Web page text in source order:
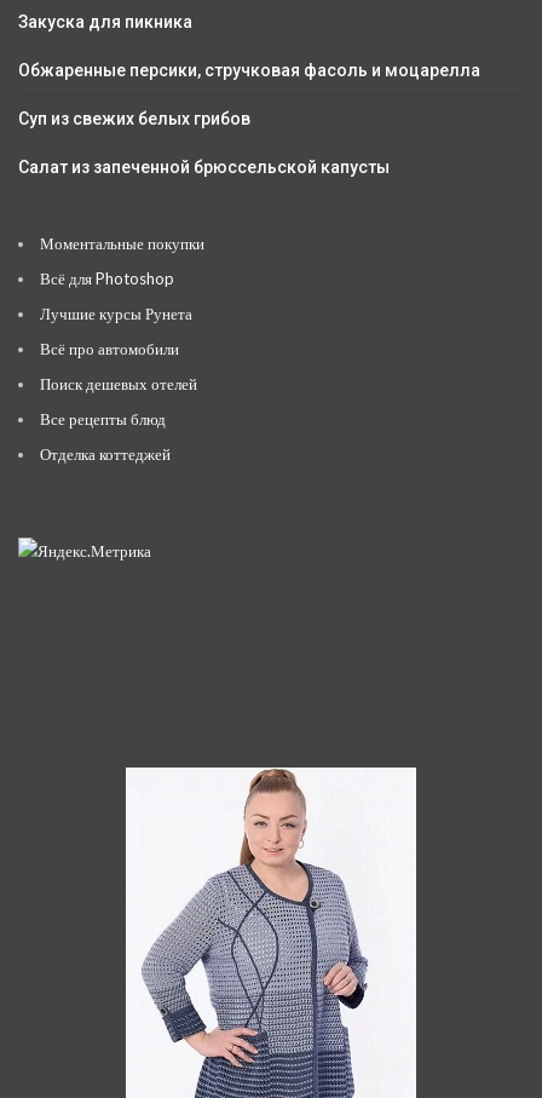
Закуска для пикника
Обжаренные персики, стручковая фасоль и моцарелла
Суп из свежих белых грибов
Салат из запеченной брюссельской капусты
Моментальные покупки
Всё для Photoshop
Лучшие курсы Рунета
Всё про автомобили
Поиск дешевых отелей
Все рецепты блюд
Отделка коттеджей